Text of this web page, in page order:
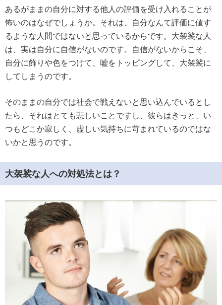
あるがままの自分に対する他人の評価を受け入れることが
怖いのはなぜでしょうか。それは、自分なんて評価に値す
るような人間ではないと思っているからです。大袈裟な人
は、実は自分に自信がないのです。自信がないからこそ、
自分に飾りや色をつけて、嘘をトッピングして、大袈裟に
してしまうのです。
そのままの自分では社会で戦えないと思い込んでいるとし
たら、それはとても悲しいことですし、彼らはきっと、い
つもどこか寂しく、虚しい気持ちに苛まれているのではな
いかと思うのです。
大袈裟な人への対処法とは？